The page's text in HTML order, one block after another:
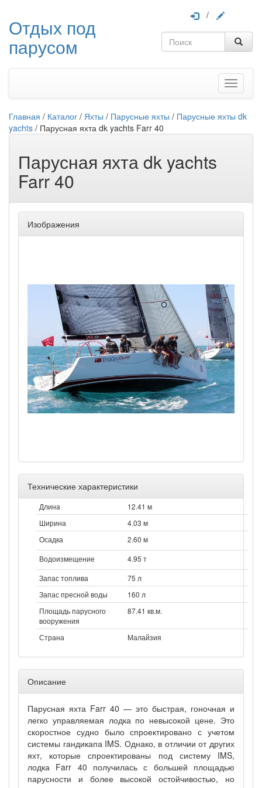
Отдых под
парусом
/
Меню
Главная / Каталог / Яхты / Парусные яхты / Парусные яхты dk
yachts / Парусная яхта dk yachts Farr 40
Парусная яхта dk yachts
Farr 40
Изображения
Технические характеристики
Длина
12.41 м
Ширина
4.03 м
Осадка
2.60 м
Водоизмещение
4.95 т
Запас топлива
75 л
Запас пресной воды
160 л
Площадь парусного
вооружения
87.41 кв.м.
Страна Малайзия
Описание
Парусная яхта Farr 40 — это быстрая, гоночная и
легко управляемая лодка по невысокой цене. Это
скоростное судно было спроектировано с учетом
системы гандикапа IMS. Однако, в отличии от других
яхт, которые спроектированы под систему IMS,
лодка Farr 40 получилась с большей площадью
парусности и более высокой остойчивостью, но